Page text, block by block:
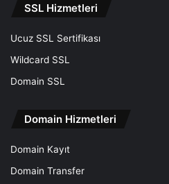
SSL Hizmetleri
Ucuz SSL Sertifikası
Wildcard SSL
Domain SSL
Domain Hizmetleri
Domain Kayıt
Domain Transfer